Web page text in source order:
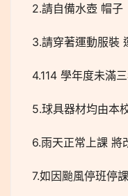
2.請自備水壺 帽子
3.請穿著運動服裝
4.114 學年度未滿
5.球具器材均由本
6.雨天正常上課 將
7.如因颱風停班停